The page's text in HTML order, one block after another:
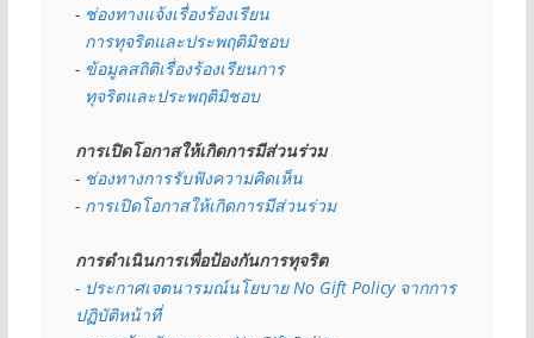
- ช่องทางแจ้งเรื่องร้องเรียน
  การทุจริตและประพฤติมิชอบ
- ข้อมูลสถิติเรื่องร้องเรียนการ
  ทุจริตและประพฤติมิชอบ
การเปิดโอกาสให้เกิดการมีส่วนร่วม
- ช่องทางการรับฟังความคิดเห็น
- การเปิดโอกาสให้เกิดการมีส่วนร่วม
การดำเนินการเพื่อป้องกันการทุจริต
- ประกาศเจตนารมณ์นโยบาย No Gift Policy จากการ
ปฏิบัติหน้าที่